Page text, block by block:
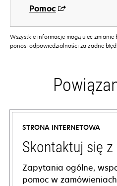
Pomoc
Wszystkie informacje mogą ulec
ponosi odpowiedzialności za żadne
STRONA INTERNETOWA
Skontaktuj się z
Zapytania ogólne,
pomoc w